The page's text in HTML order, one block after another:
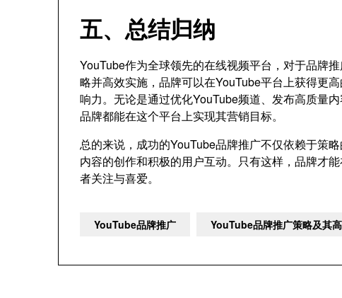
五、总结归纳
YouTube作为全球领先的在线视频平台，对于品牌
略并高效实施，品牌可以在YouTube平台上获得更
响力。无论是通过优化YouTube频道、发布高质量
品牌都能在这个平台上实现其营销目标。
总的来说，成功的YouTube品牌推广不仅依赖于策
内容的创作和积极的用户互动。只有这样，品牌才
者关注与喜爱。
YouTube品牌推广 YouTube品牌推广策略及其